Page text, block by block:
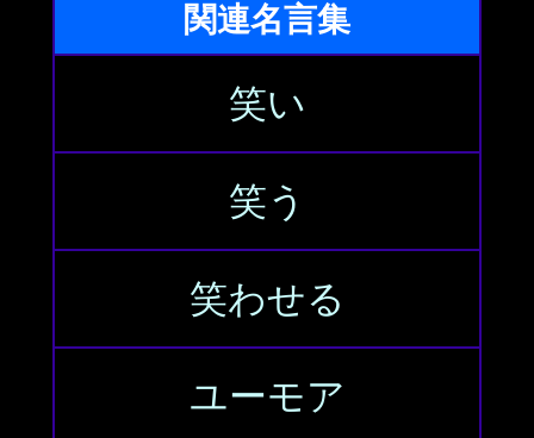
関連名言集
笑い
笑う
笑わせる
ユーモア